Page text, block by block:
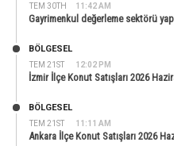
TEM 30TH 11:42 AM
Gayrimenkul değerleme sektörü
TEM 21ST 12:02 PM
BÖLGESEL
İzmir İlçe Konut Satışları 2026
TEM 21ST 11:11 AM
BÖLGESEL
Ankara İlçe Konut Satışları 2026